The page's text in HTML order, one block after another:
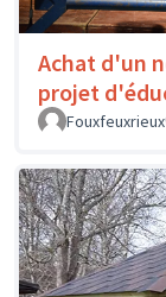
Achat d'un
projet
Fouxfeuxrieux